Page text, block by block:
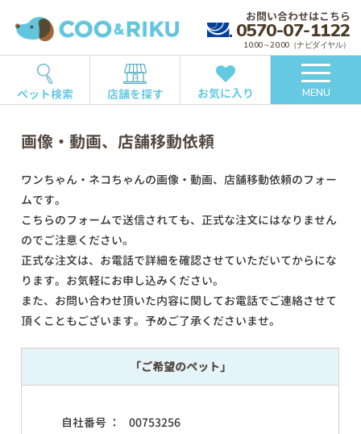
お問い合わせはこちら
0570-07-1122
10:00～20:00（ナビダイヤル）
ペット検索 店舗を探す お気に入り MENU
画像・動画、店舗移動依頼
ワンちゃん・ネコちゃんの画像・動画、店舗移動依頼のフォー
ムです。
こちらのフォームで送信されても、正式な注文にはなりません
のでご注意ください。
正式な注文は、お電話で詳細を確認させていただいてからにな
ります。お気軽にお申し込みください。
また、お問い合わせ頂いた内容に関してお電話でご連絡させて
頂くこともございます。予めご了承くださいませ。
「ご希望のペット」
自社番号 ：
00753256